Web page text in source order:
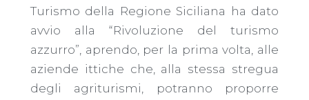
Turismo della Regione Siciliana ha dato
avvio alla “Rivoluzione del turismo
azzurro”, aprendo, per la prima volta, alle
aziende ittiche che, alla stessa stregua
degli agriturismi, potranno proporre